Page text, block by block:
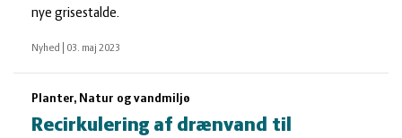
nye grisestalde.
Nyhed 03. maj 2023
Planter, Natur og vandmiljø
Recirkulering af drænvand til